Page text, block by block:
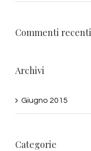
Commenti recenti
Archivi
Giugno 2015
Categorie